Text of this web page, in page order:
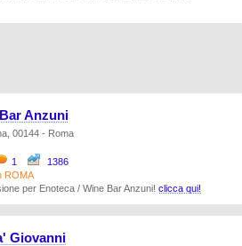
Anzuni
00144 - Roma
1
1386
ROMA
per Enoteca / Wine Bar Anzuni! clicca qui!
Giovanni